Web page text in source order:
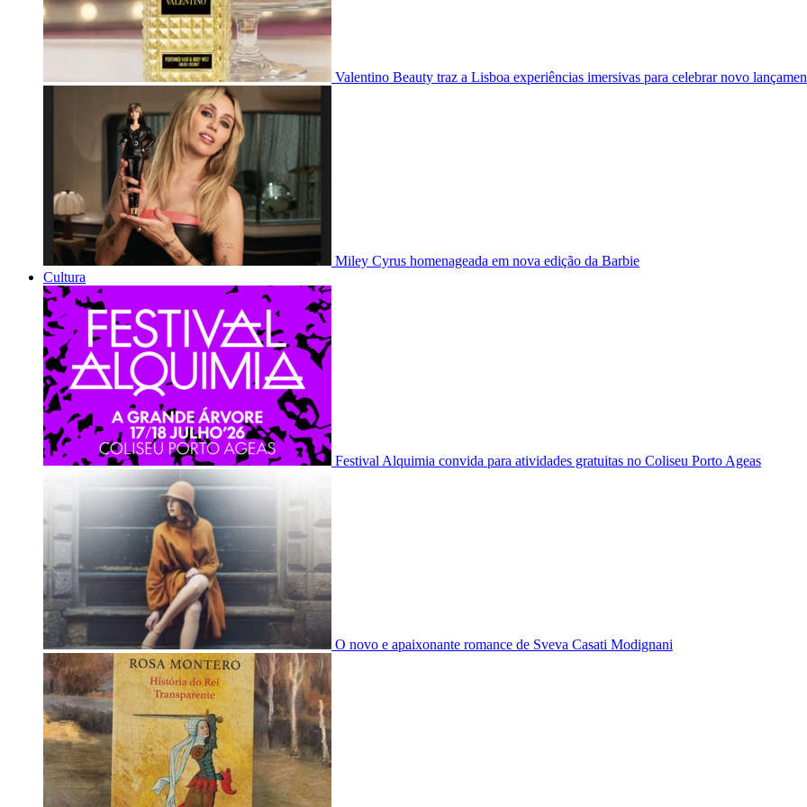
Valentino Beauty traz a Lisboa experiências imersivas para celebrar novo
Miley Cyrus homenageada em nova edição da Barbie
Cultura
Festival Alquimia convida para atividades gratuitas no Coliseu Porto Ageas
O novo e apaixonante romance de Sveva Casati Modignani